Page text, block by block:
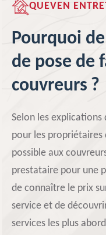
QUEVEN
Pourquoi
de pose de
couvreurs ?
Selon les
pour les propriétaires
possible aux
prestataire pour une
de connaître le prix
service et de
services les plus